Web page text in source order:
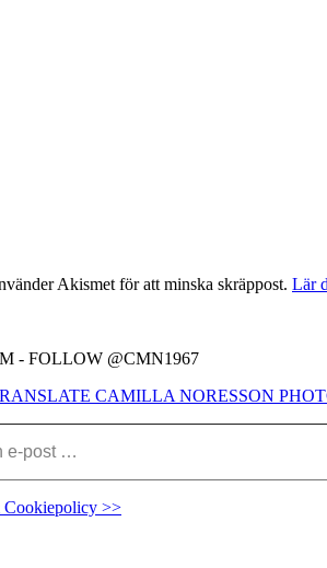
Akismet för att minska skräppost. Lär
- FOLLOW @CMN1967
CAMILLA NORESSON
Cookiepolicy >>